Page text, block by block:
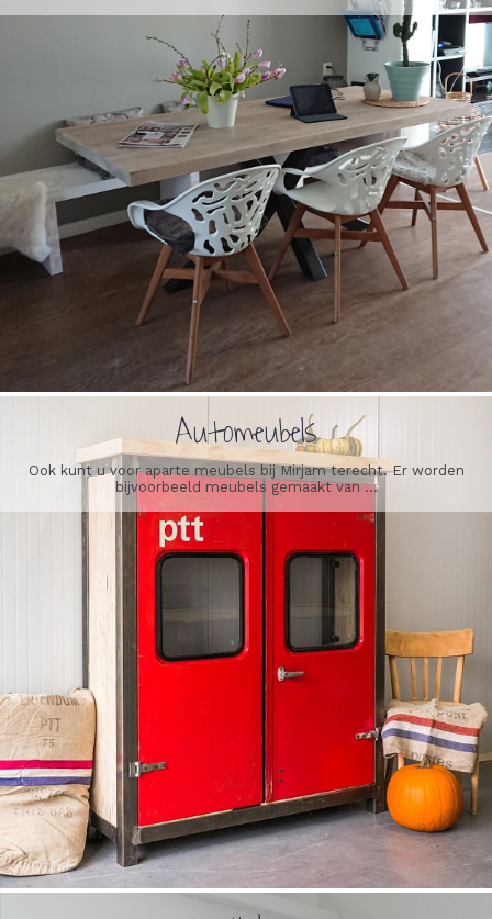
Automeubels
Ook kunt u voor aparte meubels bij Mirjam terecht. Er worden
bijvoorbeeld meubels gemaakt van ...